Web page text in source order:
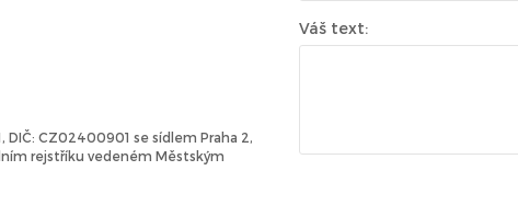
CZ02400901 se sídlem Praha 2,
rejstříku vedeném Městským
Váš text: